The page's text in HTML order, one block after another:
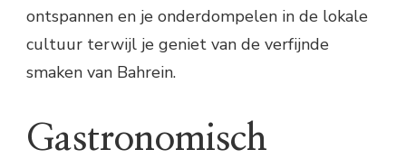
ontspannen en je onderdompelen in de lokale
cultuur terwijl je geniet van de verfijnde
smaken van Bahrein.
Gastronomisch